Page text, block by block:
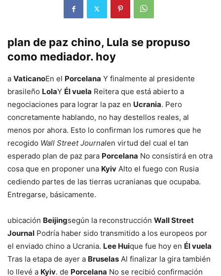
plan de paz chino, Lula se propuso
como mediador. hoy
a VaticanoEn el Porcelana Y finalmente al presidente
brasileño LolaY Él vuela Reitera que está abierto a
negociaciones para lograr la paz en Ucrania. Pero
concretamente hablando, no hay destellos reales, al
menos por ahora. Esto lo confirman los rumores que he
recogido Wall Street Journalen virtud del cual el tan
esperado plan de paz para Porcelana No consistirá en otra
cosa que en proponer una Kyiv Alto el fuego con Rusia
cediendo partes de las tierras ucranianas que ocupaba.
Entregarse, básicamente.
ubicación Beijingsegún la reconstrucción Wall Street
Journal Podría haber sido transmitido a los europeos por
el enviado chino a Ucrania. Lee Huique fue hoy en Él vuela
Tras la etapa de ayer a Bruselas Al finalizar la gira también
lo llevé a Kyiv. de Porcelana No se recibió confirmación